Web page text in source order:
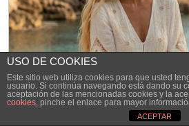
USO DE COOKIES
Este sitio web utiliza cookies para que usted
usuario. Si continúa navegando está dando su
aceptación de las mencionadas cookies y la
cookies, pinche el enlace para mayor
ACEPTAR